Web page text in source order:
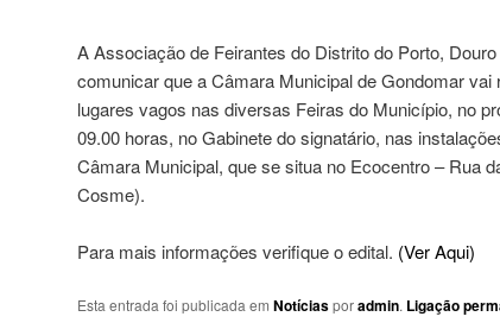
A Associação de Feirantes do Distrito do Porto,
comunicar que a Câmara Municipal de Gondomar
lugares vagos nas diversas Feiras do Município, no
09.00 horas, no Gabinete do signatário, nas
Câmara Municipal, que se situa no Ecocentro – Rua
Cosme).
Para mais informações verifique o edital. (Ver Aqui)
Esta entrada foi publicada em Notíciasporadmin. Ligação